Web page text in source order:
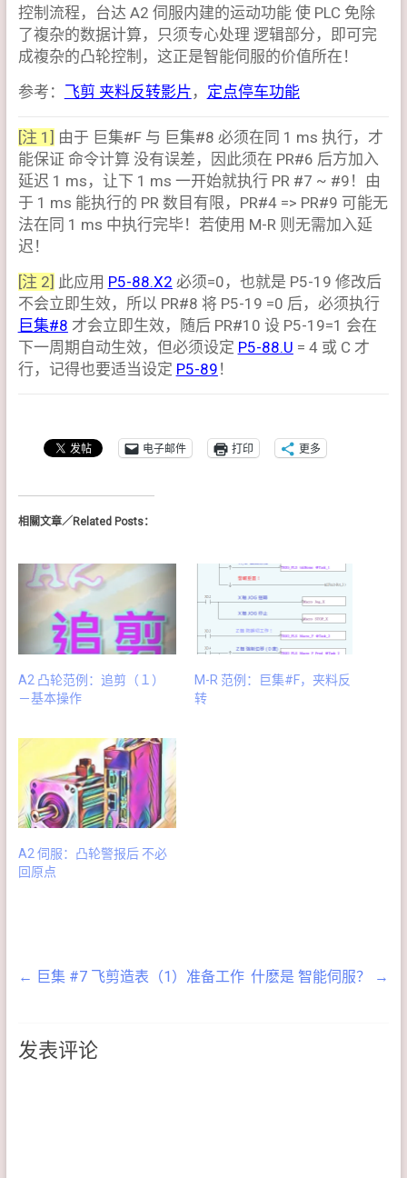
控制流程，台达 A2 伺服内建的运动功能 使 PLC 免除
了複杂的数据计算，只须专心处理 逻辑部分，即可完
成複杂的凸轮控制，这正是智能伺服的价值所在！
参考： 飞剪 夹料反转影片 ， 定点停车功能
[注 1] 由于 巨集#F 与 巨集#8 必须在同 1 ms 执行，才
能保证 命令计算 没有误差，因此须在 PR#6 后方加入
延迟 1 ms，让下 1 ms 一开始就执行 PR #7 ~ #9！由
于 1 ms 能执行的 PR 数目有限，PR#4 => PR#9 可能无
法在同 1 ms 中执行完毕！若使用 M-R 则无需加入延
迟！
[注 2] 此应用 P5-88.X2 必须=0，也就是 P5-19 修改后
不会立即生效，所以 PR#8 将 P5-19 =0 后，必须执行
巨集#8 才会立即生效，随后 PR#10 设 P5-19=1 会在
下一周期自动生效，但必须设定 P5-88.U = 4 或 C 才
行，记得也要适当设定 P5-89 ！
电子邮件 打印 更多
相關文章／Related Posts：
A2 凸轮范例：追剪（１）
－基本操作
M-R 范例：巨集#F，夹料反
转
A2 伺服：凸轮警报后 不必
回原点
← 巨集 #7 飞剪造表（1）准备工作 什麽是 智能伺服？ →
发表评论